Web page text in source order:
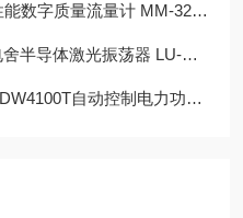
数字质量流量计 MM-3252L
导体激光振荡器 LU-W100
自动控制电力功能调整器